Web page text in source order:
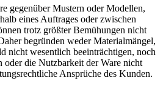
gegenüber Mustern oder Modellen,
eines Auftrages oder zwischen
trotz größter Bemühungen nicht
begründen weder Materialmängel,
nicht wesentlich beeinträchtigen, noch
oder die Nutzbarkeit der Ware nicht
Ansprüche des Kunden.